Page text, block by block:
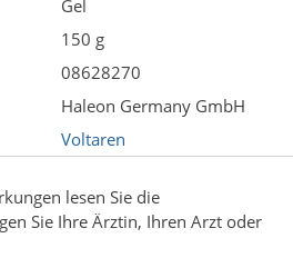
Gel
150 g
08628270
Haleon Germany GmbH
Voltaren
lesen Sie die
Sie Ihre Ärztin, Ihren Arzt oder